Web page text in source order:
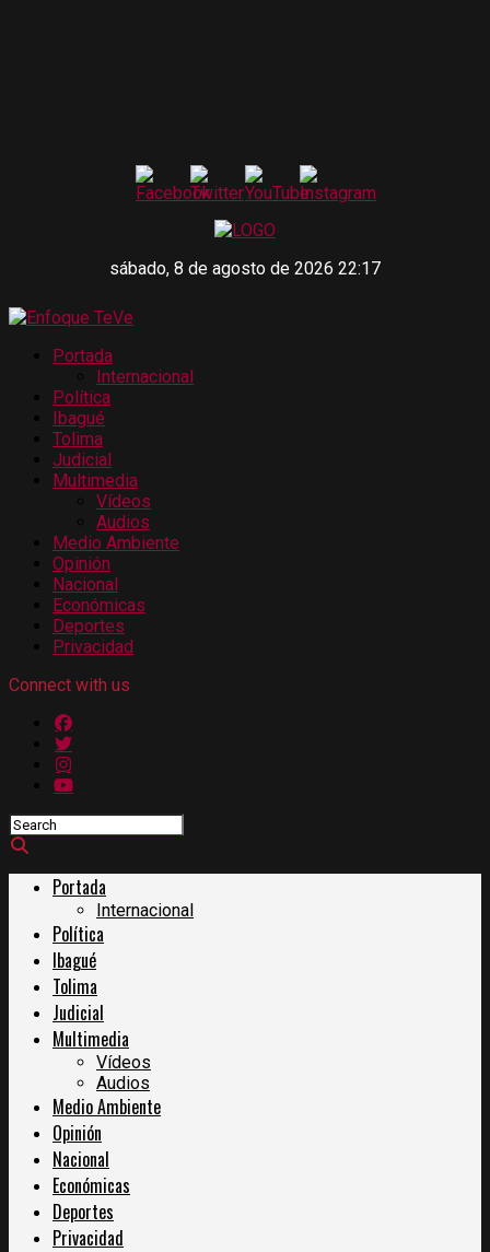
sábado, 8 de agosto de 2026 22:17
Portada
Internacional
Política
Ibagué
Tolima
Judicial
Multimedia
Vídeos
Audios
Medio Ambiente
Opinión
Nacional
Económicas
Deportes
Privacidad
Connect with us
Portada
Internacional
Política
Ibagué
Tolima
Judicial
Multimedia
Vídeos
Audios
Medio Ambiente
Opinión
Nacional
Económicas
Deportes
Privacidad